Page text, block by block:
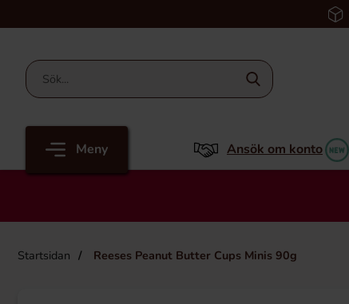
Meny Ansök om konto
Startsidan Reeses Peanut Butter Cups Minis 90g